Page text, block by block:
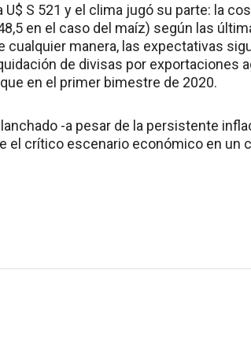
S 521 y el clima jugó su parte: la
en el caso del maíz) según las
cualquier manera, las expectativas
de divisas por exportaciones
en el primer bimestre de 2020.
-a pesar de la persistente
el crítico escenario económico en un